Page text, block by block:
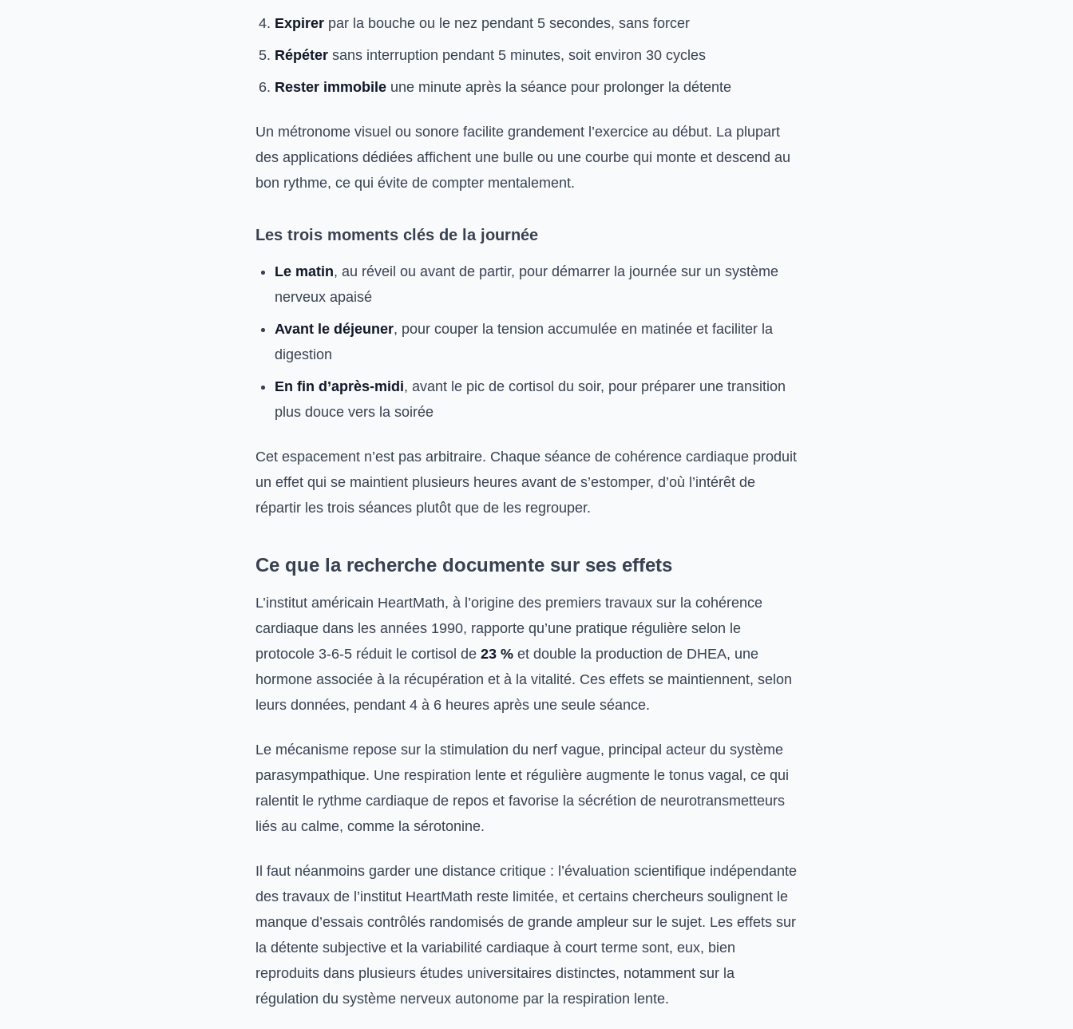
Expirer par la bouche ou le nez pendant 5 secondes, sans forcer
Répéter sans interruption pendant 5 minutes, soit environ 30 cycles
Rester immobile une minute après la séance pour prolonger la détente
Un métronome visuel ou sonore facilite grandement l’exercice au début. La plupart
des applications dédiées affichent une bulle ou une courbe qui monte et descend au
bon rythme, ce qui évite de compter mentalement.
Les trois moments clés de la journée
Le matin, au réveil ou avant de partir, pour démarrer la journée sur un système
nerveux apaisé
Avant le déjeuner, pour couper la tension accumulée en matinée et faciliter la
digestion
En fin d’après-midi, avant le pic de cortisol du soir, pour préparer une transition
plus douce vers la soirée
Cet espacement n’est pas arbitraire. Chaque séance de cohérence cardiaque produit
un effet qui se maintient plusieurs heures avant de s’estomper, d’où l’intérêt de
répartir les trois séances plutôt que de les regrouper.
Ce que la recherche documente sur ses effets
L’institut américain HeartMath, à l’origine des premiers travaux sur la cohérence
cardiaque dans les années 1990, rapporte qu’une pratique régulière selon le
protocole 3-6-5 réduit le cortisol de 23 % et double la production de DHEA, une
hormone associée à la récupération et à la vitalité. Ces effets se maintiennent, selon
leurs données, pendant 4 à 6 heures après une seule séance.
Le mécanisme repose sur la stimulation du nerf vague, principal acteur du système
parasympathique. Une respiration lente et régulière augmente le tonus vagal, ce qui
ralentit le rythme cardiaque de repos et favorise la sécrétion de neurotransmetteurs
liés au calme, comme la sérotonine.
Il faut néanmoins garder une distance critique : l’évaluation scientifique indépendante
des travaux de l’institut HeartMath reste limitée, et certains chercheurs soulignent le
manque d’essais contrôlés randomisés de grande ampleur sur le sujet. Les effets sur
la détente subjective et la variabilité cardiaque à court terme sont, eux, bien
reproduits dans plusieurs études universitaires distinctes, notamment sur la
régulation du système nerveux autonome par la respiration lente.